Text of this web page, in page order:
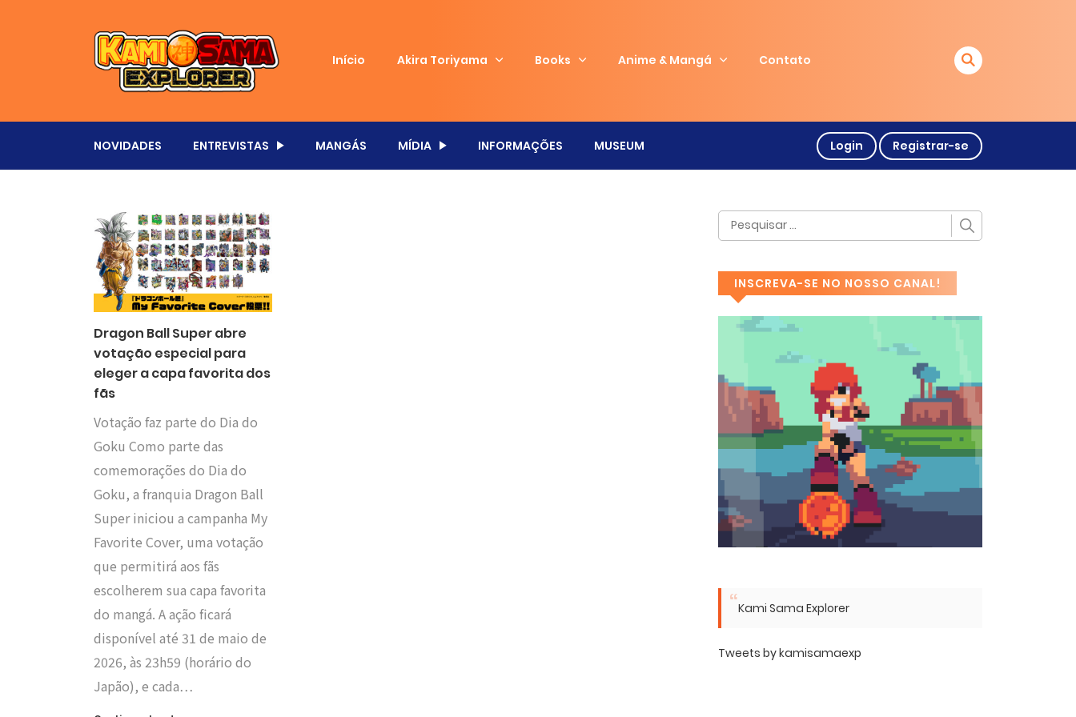
Início Akira Toriyama Books Anime & Mangá Contato
NOVIDADES ENTREVISTAS MANGÁS MÍDIA INFORMAÇÕES MUSEUM Login Registrar-se
Dragon Ball Super abre
votação especial para
eleger a capa favorita dos
fãs
Votação faz parte do Dia do
Goku Como parte das
comemorações do Dia do
Goku, a franquia Dragon Ball
Super iniciou a campanha My
Favorite Cover, uma votação
que permitirá aos fãs
escolherem sua capa favorita
do mangá. A ação ficará
disponível até 31 de maio de
2026, às 23h59 (horário do
Japão), e cada…
INSCREVA-SE NO NOSSO CANAL!
Kami Sama Explorer
Tweets by kamisamaexp